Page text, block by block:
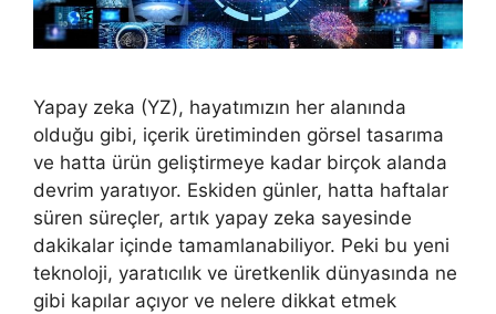
Yapay zeka (YZ), hayatımızın her alanında
olduğu gibi, içerik üretiminden görsel tasarıma
ve hatta ürün geliştirmeye kadar birçok alanda
devrim yaratıyor. Eskiden günler, hatta haftalar
süren süreçler, artık yapay zeka sayesinde
dakikalar içinde tamamlanabiliyor. Peki bu yeni
teknoloji, yaratıcılık ve üretkenlik dünyasında ne
gibi kapılar açıyor ve nelere dikkat etmek